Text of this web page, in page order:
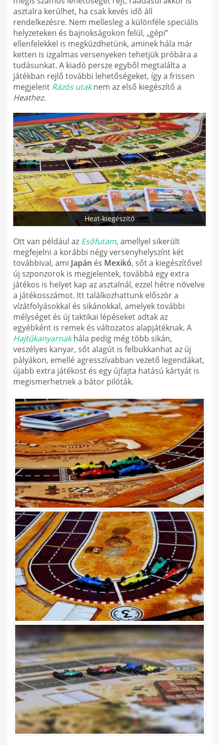
asztalra kerülhet, ha csak kevés idő áll
rendelkezésre. Nem mellesleg a különféle speciális
helyzeteken és bajnokságokon felül, „gépi”
ellenfelekkel is megküzdhetünk, aminek hála már
ketten is izgalmas versenyeken tehetjük próbára a
tudásunkat. A kiadó persze egyből megtalálta a
játékban rejlő további lehetőségeket, így a frissen
megjelent Rázós utaknem az első kiegészítő a
Heathez.
Heat-kiegészítő
Ott van például az Esőfutam, amellyel sikerült
megfejelni a korábbi négy versenyhelyszínt két
továbbival, ami Japán és Mexikó, sőt a kiegészítővel
új szponzorok is megjelentek, továbbá egy extra
játékos is helyet kap az asztalnál, ezzel hétre növelve
a játékosszámot. Itt találkozhattunk először a
vízátfolyásokkal és sikánokkal, amelyek további
mélységet és új taktikai lépéseket adtak az
egyébként is remek és változatos alapjátéknak. A
Hajtűkanyarnakhála pedig még több sikán,
veszélyes kanyar, sőt alagút is felbukkanhat az új
pályákon, emellé agresszívabban vezető legendákat,
újabb extra játékost és egy újfajta hatású kártyát is
megismerhetnek a bátor pilóták.